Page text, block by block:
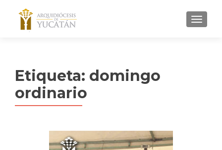
MENU
Etiqueta: domingo
ordinario